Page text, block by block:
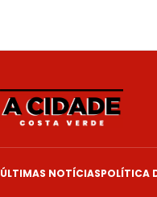
ÚLTIMAS NOTÍCIASPOLÍTICA